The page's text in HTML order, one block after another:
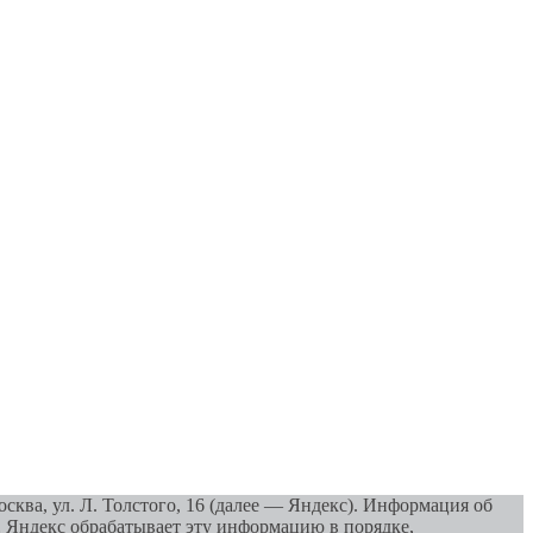
ул. Л. Толстого, 16 (далее — Яндекс). Информация об
Яндекс обрабатывает эту информацию в порядке,